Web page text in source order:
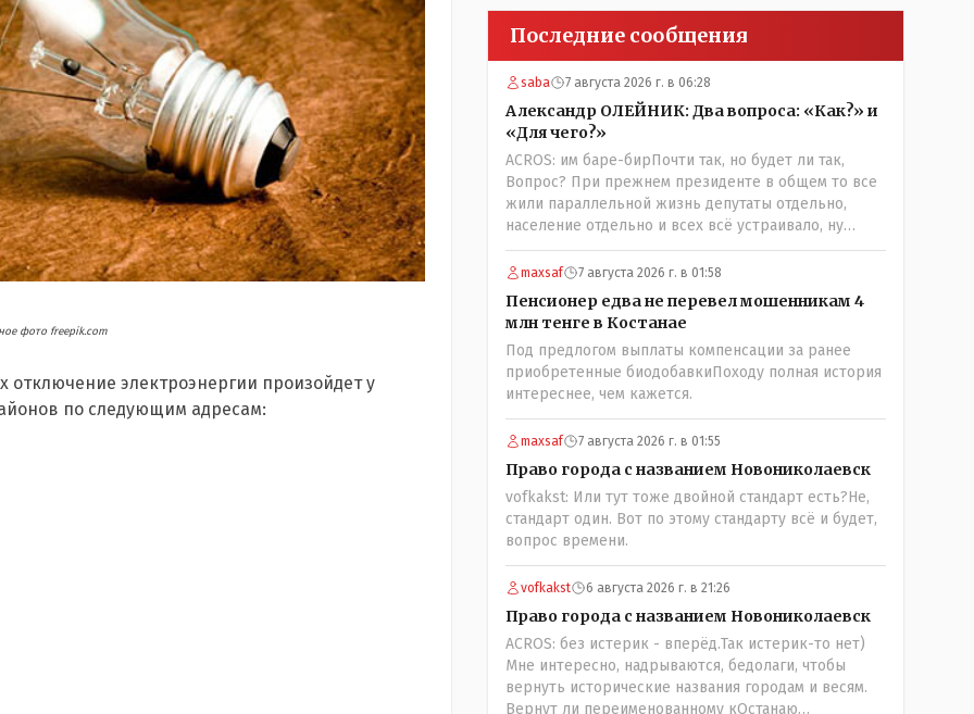
фото freepik.com
отключение электроэнергии произойдет у
по следующим адресам:
Последние сообщения
saba 7 августа 2026 г. в 06:28
Александр ОЛЕЙНИК: Два вопроса: «Как?» и
«Для чего?»
ACROS: им баре-бирПочти так, но будет ли так,
Вопрос? При прежнем президенте в общем то все
жили параллельной жизнь депутаты отдельно,
население отдельно и всех всё устраивало, ну
кроме отдельных очень активных членов общества,
их всегда быстро выявляли и кого за границу, кого
политической жизни страны! А теперь когда власть
потихоньку забирается в карман к народу многим
уже хочется спросить у депутатов:" А народные ли
вы избранники?" Но те глухо отгородились
обезличивающей стеной партии, которую якобы мы
избрали и спросить увы не получается! Парадкс в
том что и власти это не особо нужно, когда пар
скапливается, ему требуется выход, а депутаты
были бы идеальным барашком на заклание! Но как
обычно, спешили, до конца не продумали, а тут ещё
на важных постах где думать должны были никого
не оказалось(отдыхали где то) вот так всё и
maxsaf 7 августа 2026 г. в 01:58
Пенсионер едва не перевел мошенникам 4
млн тенге в Костанае
Под предлогом выплаты компенсации за ранее
приобретенные биодобавкиПоходу полная история
интереснее, чем кажется.
maxsaf 7 августа 2026 г. в 01:55
Право города с названием Новониколаевск
vofkakst: Или тут тоже двойной стандарт есть?Не,
стандарт один. Вот по этому стандарту всё и будет,
вопрос времени.
vofkakst 6 августа 2026 г. в 21:26
Право города с названием Новониколаевск
ACROS: без истерик - вперёд.Так истерик-то нет)
Мне интересно, надрываются, бедолаги, чтобы
вернуть исторические названия городам и весям.
Вернут ли переименованному кОстанаю